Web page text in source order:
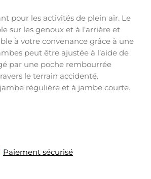
pour les activités de plein air. Le
sur les genoux et à l’arrière et
à votre convenance grâce à une
peut être ajustée à l’aide de
par une poche rembourrée
le terrain accidenté.
régulière et à jambe courte.
Paiement sécurisé